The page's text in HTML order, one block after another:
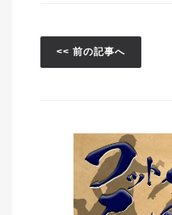
<< 前の記事へ